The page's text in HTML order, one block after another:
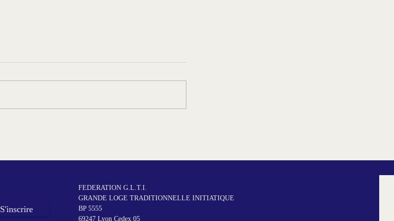
S'inscrire
FEDERATION G.L.T.I.
GRANDE LOGE TRADITIONNELLE INITIATIQUE
BP 5555
69247 Lyon Cedex 05